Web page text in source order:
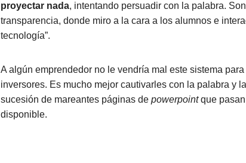
proyectar nada, intentando persuadir con la palabra.
transparencia, donde miro a la cara a los alumnos e
tecnología”.
A algún emprendedor no le vendría mal este sistema
inversores. Es mucho mejor cautivarles con la palabra y
sucesión de mareantes páginas de powerpointque pasan
disponible.